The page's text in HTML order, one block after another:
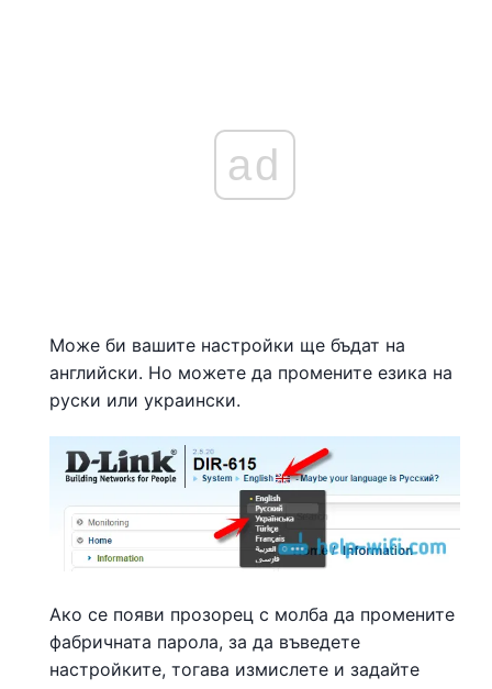
ad
Може би вашите настройки ще бъдат на
английски. Но можете да промените езика на
руски или украински.
Ако се появи прозорец с молба да промените
фабричната парола, за да въведете
настройките, тогава измислете и задайте